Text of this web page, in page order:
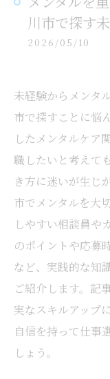
川市で探す
2026/05/10
未経験からメンタ
市で探すことに悩
したメンタルケア
職したいと考えて
き方に迷いが生じ
市でメンタルを大
しやすい相談員や
のポイントや応募
など、実践的な知
ご紹介します。記
実なスキルアップ
自信を持って仕事
しょう。